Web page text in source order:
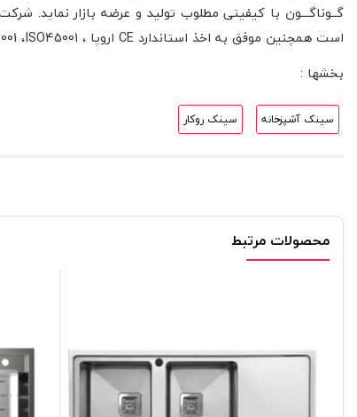
گــوناگـــون با كيفيتی مطلوب توليد و عرضه بازار نمايد.
است همچنین موفق به اخذ استاندارد CE اروپا ، ISO9001، ISO10004، ISO 14001 ،ISO45001 و دارنده گواهینامه استاندارد ISO17025 آکرودیته از مرکز ملی تایید صلاحیت ایران (NACI) شده است.
بخشها :
سینک آشپزخانه سینک روکار
محصولات مرتبط